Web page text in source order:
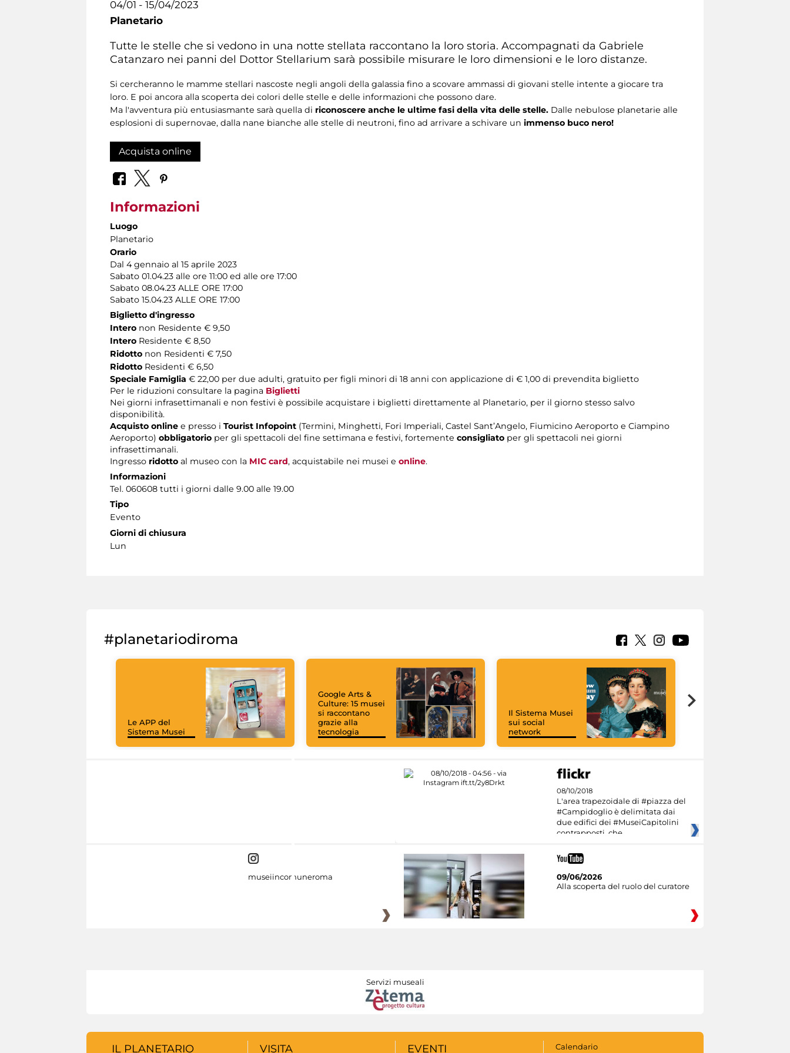
04/01 - 15/04/2023
Planetario
Tutte le stelle che si vedono in una notte stellata raccontano la loro storia. Accompagnati da Gabriele
Catanzaro nei panni del Dottor Stellarium sarà possibile misurare le loro dimensioni e le loro distanze.
Si cercheranno le mamme stellari nascoste negli angoli della galassia fino a scovare ammassi di giovani stelle intente a giocare tra
loro. E poi ancora alla scoperta dei colori delle stelle e delle informazioni che possono dare.
Ma l'avventura più entusiasmante sarà quella di riconoscere anche le ultime fasi della vita delle stelle. Dalle nebulose planetarie alle
esplosioni di supernovae, dalla nane bianche alle stelle di neutroni, fino ad arrivare a schivare un immenso buco nero!
Acquista online
Informazioni
Luogo
Planetario
Orario
Dal 4 gennaio al 15 aprile 2023
Sabato 01.04.23 alle ore 11:00 ed alle ore 17:00
Sabato 08.04.23 ALLE ORE 17:00
Sabato 15.04.23 ALLE ORE 17:00
Biglietto d'ingresso
Intero non Residente € 9,50
Intero Residente € 8,50
Ridotto non Residenti € 7,50
Ridotto Residenti € 6,50
Speciale Famiglia € 22,00 per due adulti, gratuito per figli minori di 18 anni con applicazione di € 1,00 di prevendita biglietto
Per le riduzioni consultare la pagina Biglietti
Nei giorni infrasettimanali e non festivi è possibile acquistare i biglietti direttamente al Planetario, per il giorno stesso salvo
disponibilità.
Acquisto online e presso i Tourist Infopoint (Termini, Minghetti, Fori Imperiali, Castel Sant’Angelo, Fiumicino Aeroporto e Ciampino
Aeroporto) obbligatorio per gli spettacoli del fine settimana e festivi, fortemente consigliato per gli spettacoli nei giorni
infrasettimanali.
Ingresso ridotto al museo con la MIC card, acquistabile nei musei e online.
Informazioni
Tel. 060608 tutti i giorni dalle 9.00 alle 19.00
Tipo
Evento
Giorni di chiusura
Lun
#planetariodiroma
Le APP del
Sistema Musei
Google Arts &
Culture: 15 musei
si raccontano
grazie alla
tecnologia
Il Sistema Musei
sui social
network
08/10/2018
L'area trapezoidale di #piazza del
#Campidoglio è delimitata dai
due edifici dei #MuseiCapitolini
contrapposti, che
museiincomuneroma
09/06/2026
Alla scoperta del ruolo del curatore
Servizi museali
IL PLANETARIO VISITA EVENTI Calendario